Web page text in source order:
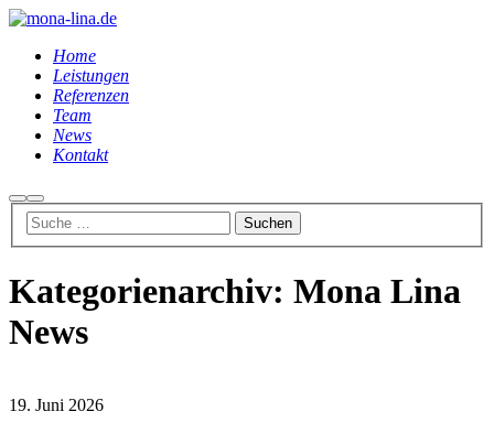
Home
Leistungen
Referenzen
Team
News
Kontakt
Suchen
Hauptmenü
Kategorienarchiv: Mona Lina
News
19. Juni 2026